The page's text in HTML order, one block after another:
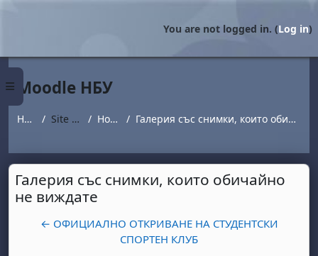
Side panel
You are not logged in. (Log in)
Moodle НБУ
Home Site pages Новини Галерия със снимки, които обичайно не виждате
Галерия със снимки, които обичайно
не виждате
← ОФИЦИАЛНО ОТКРИВАНЕ НА СТУДЕНТСКИ
СПОРТЕН КЛУБ